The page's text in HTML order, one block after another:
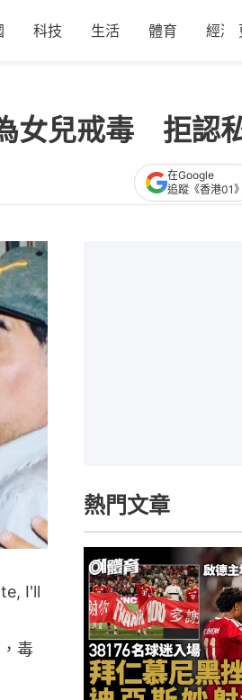
科技 生活 體育 經濟
女兒戒毒 拒認
在Google
追蹤《香港01》
I'll
毒
熱門文章